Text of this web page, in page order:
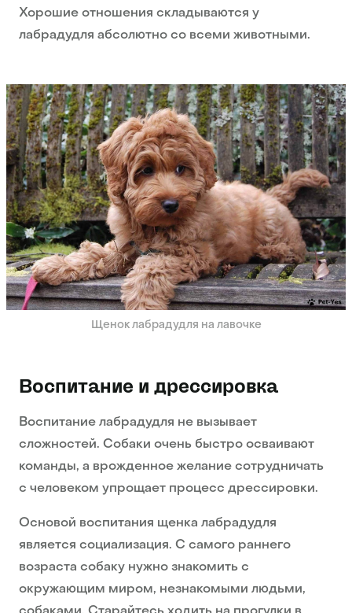
Хорошие отношения складываются у
лабрадудля абсолютно со всеми животными.
Щенок лабрадудля на лавочке
Воспитание и дрессировка
Воспитание лабрадудля не вызывает
сложностей. Собаки очень быстро осваивают
команды, а врожденное желание сотрудничать
с человеком упрощает процесс дрессировки.
Основой воспитания щенка лабрадудля
является социализация. С самого раннего
возраста собаку нужно знакомить с
окружающим миром, незнакомыми людьми,